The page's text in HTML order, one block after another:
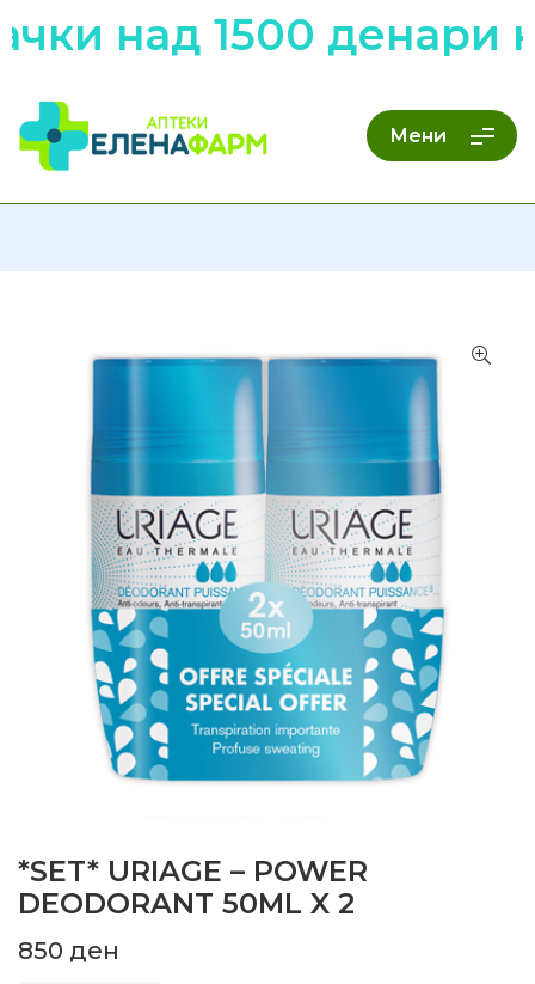
над 1500 денари
Мени
*SET* URIAGE – POWER
DEODORANT 50ML X 2
850 ден